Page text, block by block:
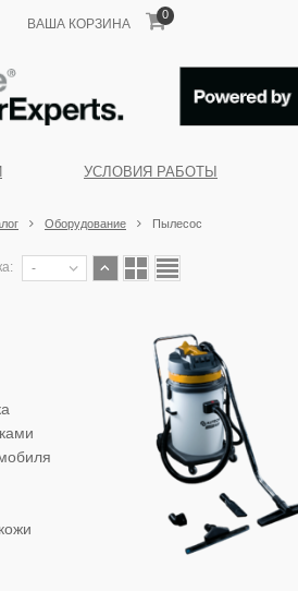
ВАША КОРЗИНА
0
УСЛОВИЯ РАБОТЫ
Оборудование Пылесос
-